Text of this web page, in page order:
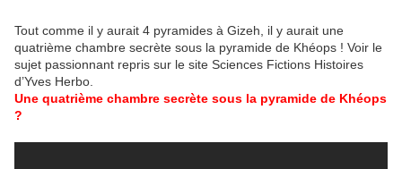
Tout comme il y aurait 4 pyramides à Gizeh, il y aurait une
quatrième chambre secrète sous la pyramide de Khéops ! Voir le
sujet passionnant repris sur le site Sciences Fictions Histoires
d’Yves Herbo.
Une quatrième chambre secrète sous la pyramide de Khéops
?